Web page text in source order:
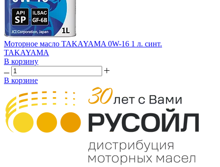
Моторное масло TAKAYAMA 0W-16 1 л. синт.
TAKAYAMA
В корзину
В корзине